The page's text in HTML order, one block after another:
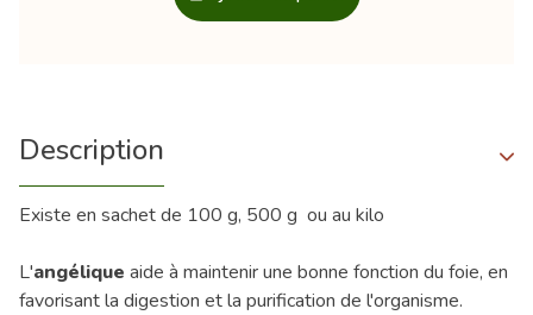
Description
Existe en sachet de 100 g, 500 g ou au kilo
L'angélique aide à maintenir une bonne fonction du foie, en
favorisant la digestion et la purification de l'organisme.